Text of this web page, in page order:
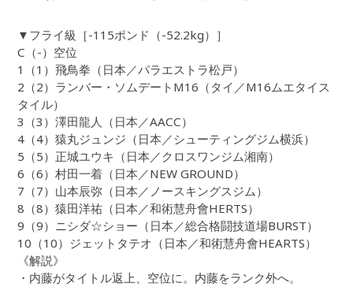
▼フライ級［-115ポンド（-52.2kg）］
C（-）空位
1（1）飛鳥拳（日本／パラエストラ松戸）
2（2）ランバー・ソムデートM16（タイ／M16ムエタイス
タイル）
3（3）澤田龍人（日本／AACC）
4（4）猿丸ジュンジ（日本／シューティングジム横浜）
5（5）正城ユウキ（日本／クロスワンジム湘南）
6（6）村田一着（日本／NEW GROUND）
7（7）山本辰弥（日本／ノースキングスジム）
8（8）猿田洋祐（日本／和術慧舟會HERTS）
9（9）ニシダ☆ショー（日本／総合格闘技道場BURST）
10（10）ジェットタテオ（日本／和術慧舟會HEARTS）
《解説》
・内藤がタイトル返上、空位に。内藤をランク外へ。